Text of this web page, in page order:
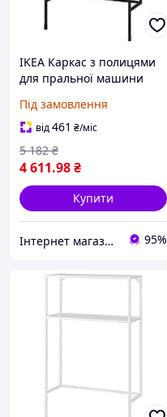
IKEA Каркас з полицями
для пральної машини
Під замовлення
від461 ₴/міс
4 611.98₴
5 182 ₴
Купити
Інтернет магазин - Маркет 95%